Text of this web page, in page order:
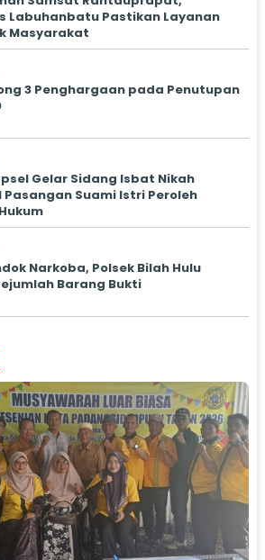
Labuhanbatu Pastikan Layanan
Masyarakat
3 Penghargaan pada Penutupan
Gelar Sidang Isbat Nikah
Pasangan Suami Istri Peroleh
Narkoba, Polsek Bilah Hulu
Barang Bukti